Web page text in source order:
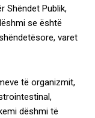
Shëndet Publik,
se është
varet
të organizmit,
dëshmi të